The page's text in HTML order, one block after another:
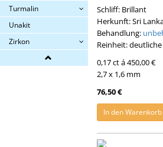
Turmalin
Unakit
Zirkon
Schliff: Brillant
Herkunft: Sri
Behandlung:
Reinheit:
0,17 ct á 450,00 €
2,7 x 1,6 mm
76,50 €
In den